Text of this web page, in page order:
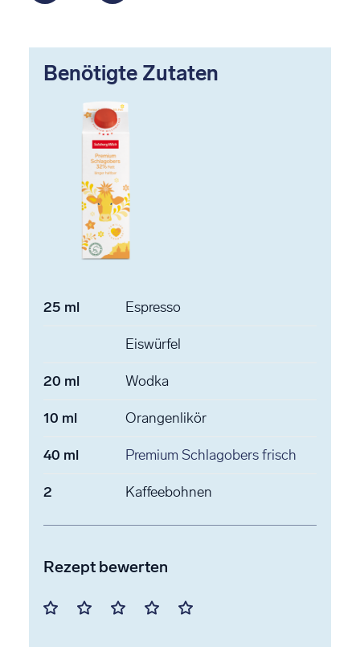
Benötigte Zutaten
25 ml Espresso
Eiswürfel
20 ml Wodka
10 ml Orangenlikör
40 ml Premium Schlagobersfrisch
2 Kaffeebohnen
Rezept bewerten
Mit Mit Mit Mit Mit